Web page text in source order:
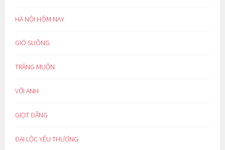
HÀ NỘI HÔM NAY
GIÓ SUÔNG
TRĂNG MUỘN
VỚI ANH
GIỌT ĐẮNG
ĐẠI LỘC YÊU THƯƠNG